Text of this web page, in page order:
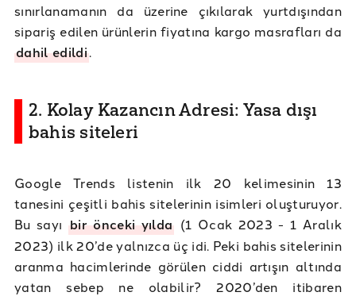
sınırlanamanın da üzerine çıkılarak yurtdışından
sipariş edilen ürünlerin fiyatına kargo masrafları da
dahil edildi.
2. Kolay Kazancın Adresi: Yasa dışı
bahis siteleri
Google Trends listenin ilk 20 kelimesinin 13
tanesini çeşitli bahis sitelerinin isimleri oluşturuyor.
Bu sayı bir önceki yılda (1 Ocak 2023 - 1 Aralık
2023) ilk 20’de yalnızca üç idi. Peki bahis sitelerinin
aranma hacimlerinde görülen ciddi artışın altında
yatan sebep ne olabilir? 2020’den itibaren